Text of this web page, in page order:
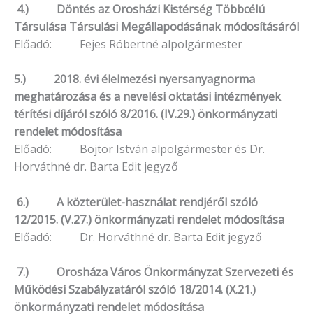
4.) Döntés az Orosházi Kistérség Többcélú
Társulása Társulási Megállapodásának módosításáról
Előadó: Fejes Róbertné alpolgármester
5.) 2018. évi élelmezési nyersanyagnorma
meghatározása és a nevelési oktatási intézmények
térítési díjáról szóló 8/2016. (IV.29.) önkormányzati
rendelet módosítása
Előadó: Bojtor István alpolgármester és Dr.
Horváthné dr. Barta Edit jegyző
6.) A közterület-használat rendjéről szóló
12/2015. (V.27.) önkormányzati rendelet módosítása
Előadó: Dr. Horváthné dr. Barta Edit jegyző
7.) Orosháza Város Önkormányzat Szervezeti és
Működési Szabályzatáról szóló 18/2014. (X.21.)
önkormányzati rendelet módosítása